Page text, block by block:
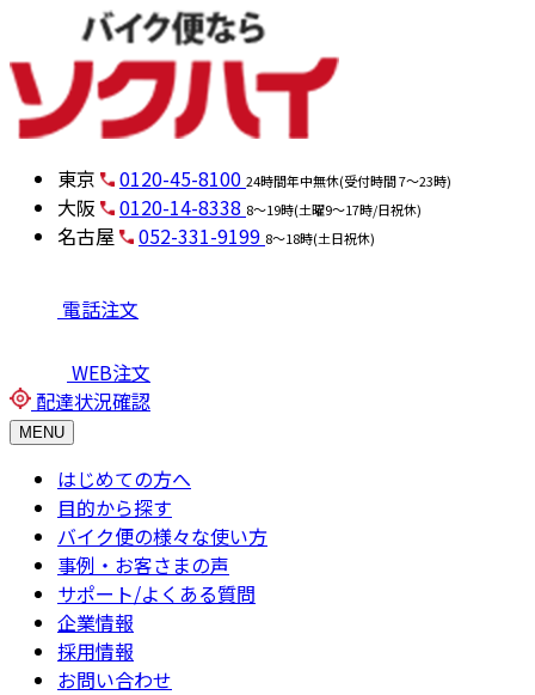
東京 0120-45-8100 24時間年中無休(受付時間 7～23時)
大阪 0120-14-8338 8～19時(土曜9～17時/日祝休)
名古屋 052-331-9199 8～18時(土日祝休)
電話注文
WEB注文
配達状況確認
MENU
はじめての方へ
目的から探す
バイク便の様々な使い方
事例・お客さまの声
サポート/よくある質問
企業情報
採用情報
お問い合わせ